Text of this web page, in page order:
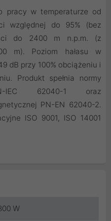
pracy w temperaturze od
względnej do 95% (bez
do 2400 m n.p.m. (z
m). Poziom hałasu w
dB przy 100% obciążeniu i
Produkt spełnia normy
IEC 62040-1 oraz
PN-EN 62040-2.
ISO 9001, ISO 14001
W